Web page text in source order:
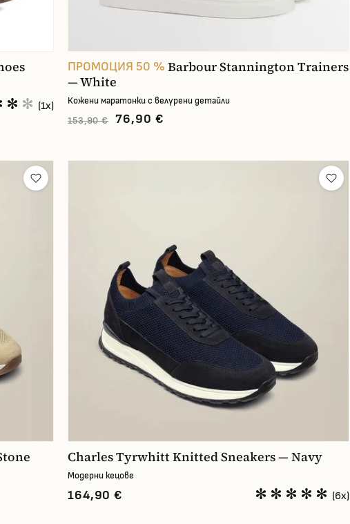
(1x)
ПРОМОЦИЯ 50 % Barbour Stannington Trainers
— White
Кожени маратонки с велурени детайли
153,90 € 76,90 €
Charles Tyrwhitt Knitted Sneakers — Navy
Модерни кецове
164,90 € (6x)